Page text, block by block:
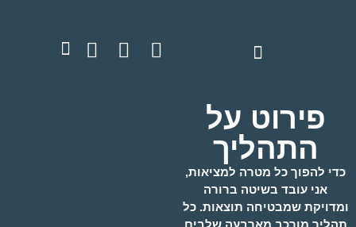
פירוט על
התהליך
כדי להפוך כל מטרה למציאות,
אני עובד בשיטה ברורה
ומדויקת שמבטיחה תוצאות. כל
תהליך מורכב מארבעה שלבים